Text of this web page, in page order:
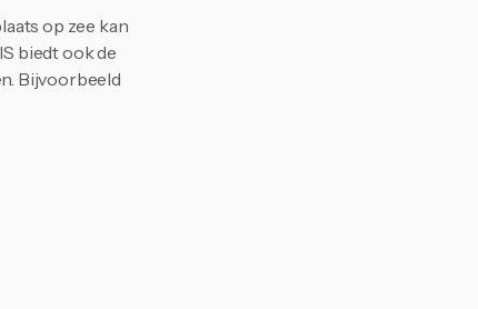
op zee kan
biedt ook de
Bijvoorbeeld